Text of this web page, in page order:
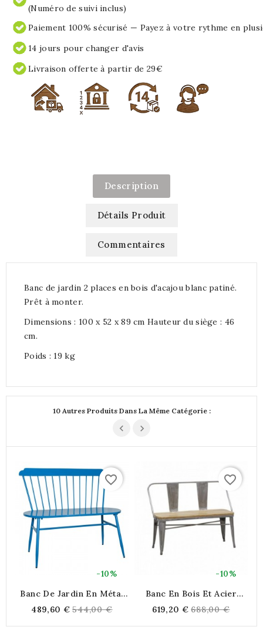
(Numéro de suivi inclus)
Paiement 100% sécurisé — Payez à votre rythme en
14 jours pour changer d'avis
Livraison offerte à partir de 29€
Description
Détails Produit
Commentaires
Banc de jardin 2 places en bois d'acajou blanc patiné.
Prêt à monter.
Dimensions : 100 x 52 x 89 cm Hauteur du siège : 46
cm.
Poids : 19 kg
10 Autres Produits Dans La Même Catégorie :
-10%
favorite_border
Banc De Jardin En Métal
Extérieur Moderne Design
489,60 € Regular
price
544,00 €
-10%
favorite_border
Banc En Bois Et Acier
619,20 € Regular
price
688,00 €